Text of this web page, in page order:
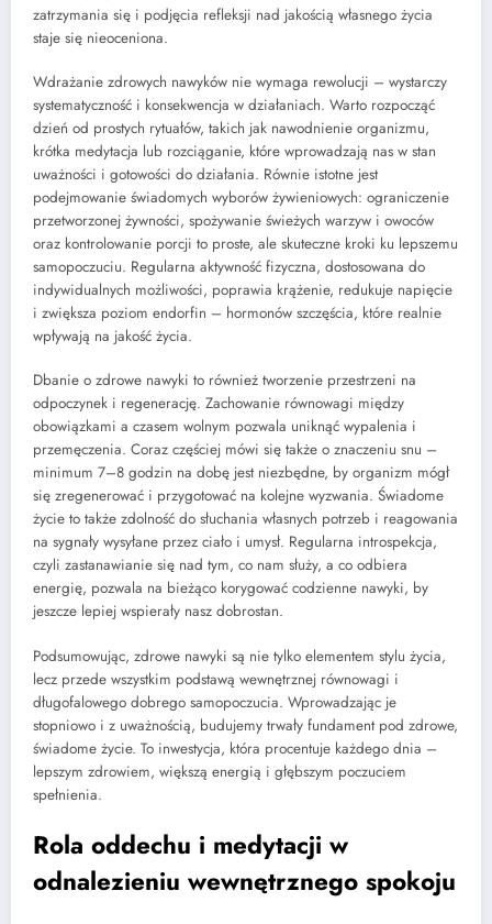
zatrzymania się i podjęcia refleksji nad jakością własnego życia
staje się nieoceniona.
Wdrażanie zdrowych nawyków nie wymaga rewolucji – wystarczy
systematyczność i konsekwencja w działaniach. Warto rozpocząć
dzień od prostych rytuałów, takich jak nawodnienie organizmu,
krótka medytacja lub rozciąganie, które wprowadzają nas w stan
uważności i gotowości do działania. Równie istotne jest
podejmowanie świadomych wyborów żywieniowych: ograniczenie
przetworzonej żywności, spożywanie świeżych warzyw i owoców
oraz kontrolowanie porcji to proste, ale skuteczne kroki ku lepszemu
samopoczuciu. Regularna aktywność fizyczna, dostosowana do
indywidualnych możliwości, poprawia krążenie, redukuje napięcie
i zwiększa poziom endorfin – hormonów szczęścia, które realnie
wpływają na jakość życia.
Dbanie o zdrowe nawyki to również tworzenie przestrzeni na
odpoczynek i regenerację. Zachowanie równowagi między
obowiązkami a czasem wolnym pozwala uniknąć wypalenia i
przemęczenia. Coraz częściej mówi się także o znaczeniu snu –
minimum 7–8 godzin na dobę jest niezbędne, by organizm mógł
się zregenerować i przygotować na kolejne wyzwania. Świadome
życie to także zdolność do słuchania własnych potrzeb i reagowania
na sygnały wysyłane przez ciało i umysł. Regularna introspekcja,
czyli zastanawianie się nad tym, co nam służy, a co odbiera
energię, pozwala na bieżąco korygować codzienne nawyki, by
jeszcze lepiej wspierały nasz dobrostan.
Podsumowując, zdrowe nawyki są nie tylko elementem stylu życia,
lecz przede wszystkim podstawą wewnętrznej równowagi i
długofalowego dobrego samopoczucia. Wprowadzając je
stopniowo i z uważnością, budujemy trwały fundament pod zdrowe,
świadome życie. To inwestycja, która procentuje każdego dnia –
lepszym zdrowiem, większą energią i głębszym poczuciem
spełnienia.
Rola oddechu i medytacji w
odnalezieniu wewnętrznego spokoju